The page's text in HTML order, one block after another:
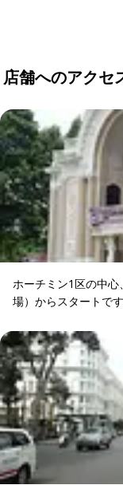
店舗へのアクセ
ホーチミン1区の中
場）からスタートで